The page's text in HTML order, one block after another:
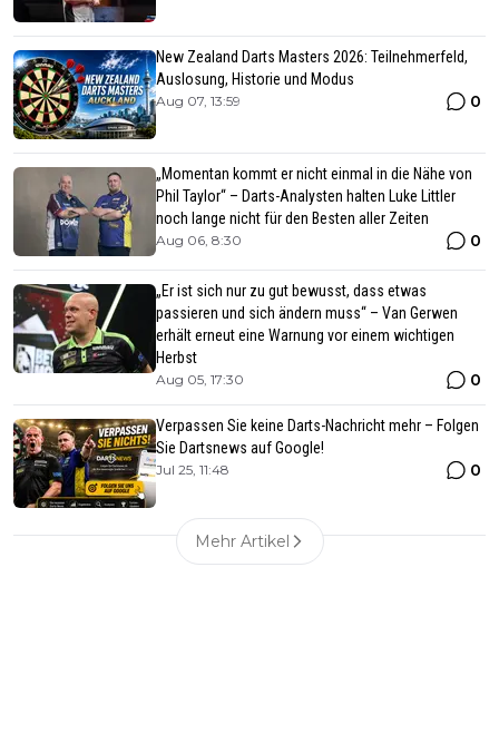
New Zealand Darts Masters 2026: Teilnehmerfeld,
Auslosung, Historie und Modus
Aug 07, 13:59 0
„Momentan kommt er nicht einmal in die Nähe von
Phil Taylor“ – Darts-Analysten halten Luke Littler
noch lange nicht für den Besten aller Zeiten
Aug 06, 8:30 0
„Er ist sich nur zu gut bewusst, dass etwas
passieren und sich ändern muss“ – Van Gerwen
erhält erneut eine Warnung vor einem wichtigen
Herbst
Aug 05, 17:30 0
Verpassen Sie keine Darts-Nachricht mehr – Folgen
Sie Dartsnews auf Google!
Jul 25, 11:48 0
Mehr Artikel